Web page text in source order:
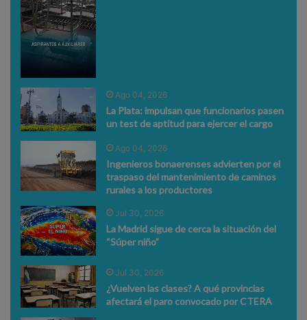
Ago 04, 2026
La Plata: impulsan que funcionarios pasen
un test de aptitud para ejercer el cargo
Ago 04, 2026
Ingenieros bonaerenses advierten por el
traspaso del mantenimiento de caminos
rurales a los productores
Jul 30, 2026
La Madrid sigue de cerca la situación del
“Súper niño”
Jul 30, 2026
¿Vuelven las clases? A qué provincias
afectará el paro convocado por CTERA